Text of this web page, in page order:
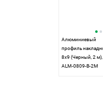
Алюминиевый
профиль
8x9 (Черный, 2 м),
ALM-0809-B-2M